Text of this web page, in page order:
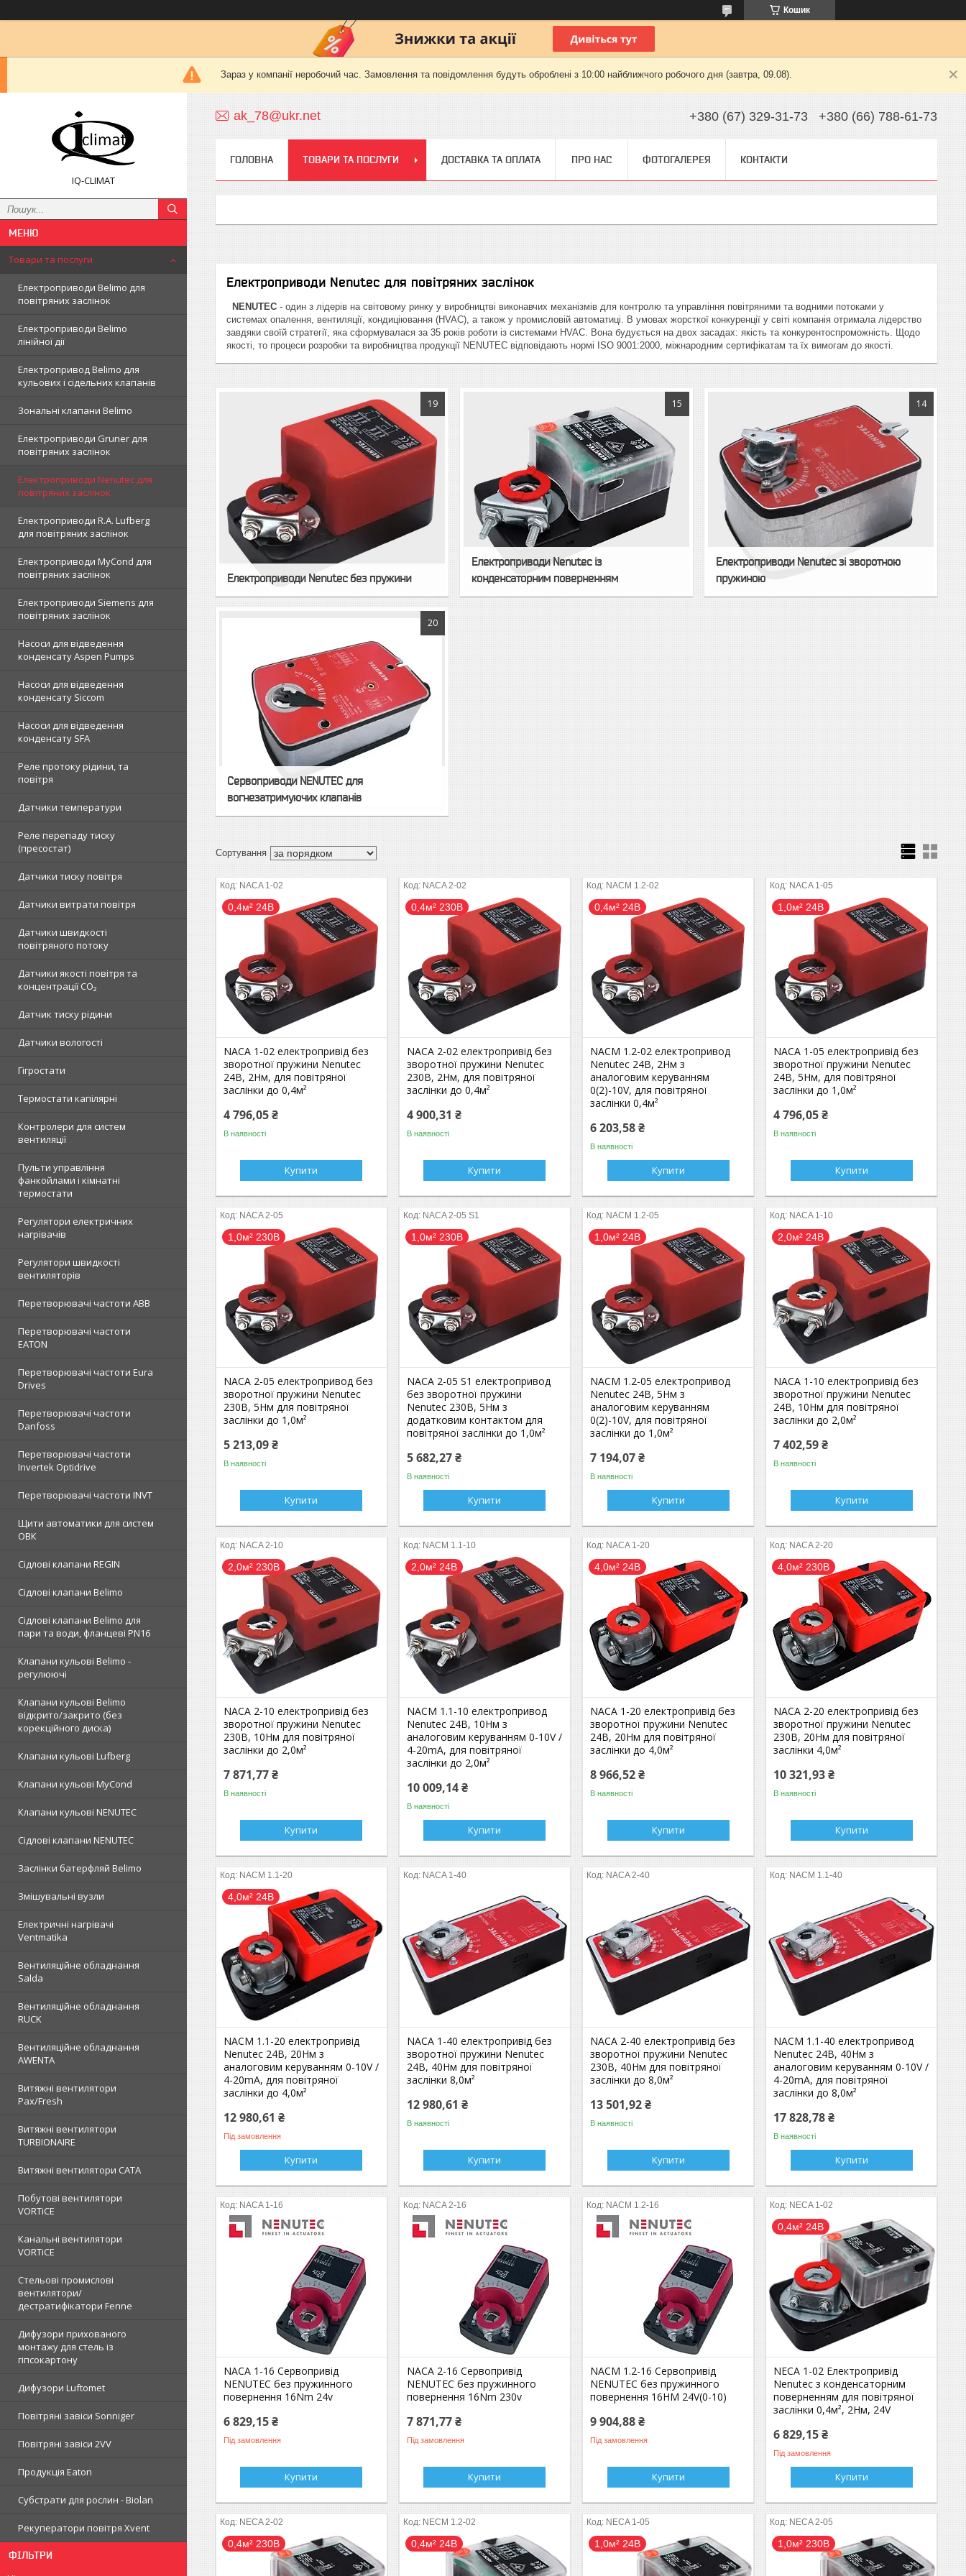
Кошик
Зараз у компанії неробочий час. Замовлення та повідомлення будуть оброблені з 10:00 найближчого робочого дня (завтра, 09.08).
IQ-CLIMAT
Товари та послуги
Електроприводи Belimo для
повітряних заслінок
Електроприводи Belimo
лінійної дії
Електропривод Belimo для
кульових і сідельних клапанів
Зональні клапани Belimo
Електроприводи Gruner для
повітряних заслінок
Електроприводи Nenutec для
повітряних заслінок
Електроприводи R.A. Lufberg
для повітряних заслінок
Електроприводи MyCond для
повітряних заслінок
Електроприводи Siemens для
повітряних заслінок
Насоси для відведення
конденсату Aspen Pumps
Насоси для відведення
конденсату Siccom
Насоси для відведення
конденсату SFA
Реле протоку рідини, та
повітря
Датчики температури
Реле перепаду тиску
(пресостат)
Датчики тиску повітря
Датчики витрати повітря
Датчики швидкості
повітряного потоку
Датчики якості повітря та
концентрації CO₂
Датчик тиску рідини
Датчики вологості
Гігростати
Термостати капілярні
Контролери для систем
вентиляції
Пульти управління
фанкойлами і кімнатні
термостати
Регулятори електричних
нагрівачів
Регулятори швидкості
вентиляторів
Перетворювачі частоти ABB
Перетворювачі частоти
EATON
Перетворювачі частоти Eura
Drives
Перетворювачі частоти
Danfoss
Перетворювачі частоти
Invertek Optidrive
Перетворювачі частоти INVT
Щити автоматики для систем
ОВК
Сідлові клапани REGIN
Сідлові клапани Belimo
Сідлові клапани Belimo для
пари та води, фланцеві PN16
Клапани кульові Belimo -
регулюючі
Клапани кульові Belimo
відкрито/закрито (без
корекційного диска)
Клапани кульові Lufberg
Клапани кульові MyCond
Клапани кульові NENUTEC
Сідлові клапани NENUTEC
Заслінки батерфляй Belimo
Змішувальні вузли
Електричні нагрівачі
Ventmatika
Вентиляційне обладнання
Salda
Вентиляційне обладнання
RUCK
Вентиляційне обладнання
AWENTA
Витяжні вентилятори
Pax/Fresh
Витяжні вентилятори
TURBIONAIRE
Витяжні вентилятори CATA
Побутові вентилятори
VORTiCE
Канальні вентилятори
VORTiCE
Стельові промислові
вентилятори/
дестратифікатори Fenne
Дифузори прихованого
монтажу для стель із
гіпсокартону
Дифузори Luftomet
Повітряні завіси Sonniger
Повітряні завіси 2VV
Продукція Eaton
Субстрати для рослин - Biolan
Рекуператори повітря Xvent
ФІЛЬТРИ
ak_78@ukr.net +380 (67) 329-31-73 +380 (66) 788-61-73
ГОЛОВНА ТОВАРИ ТА ПОСЛУГИ ДОСТАВКА ТА ОПЛАТА ПРО НАС ФОТОГАЛЕРЕЯ КОНТАКТИ
Електроприводи Nenutec для повітряних заслінок
NENUTEC - один з лідерів на світовому ринку у виробництві виконавчих механізмів для контролю та управління повітряними та водними потоками у
системах опалення, вентиляції, кондиціювання (HVAC), а також у промисловій автоматиці. В умовах жорсткої конкуренції у світі компанія отримала лідерство
завдяки своїй стратегії, яка сформувалася за 35 років роботи із системами HVAC. Вона будується на двох засадах: якість та конкурентоспроможність. Щодо
якості, то процеси розробки та виробництва продукції NENUTEC відповідають нормі ISO 9001:2000, міжнародним сертифікатам та їх вимогам до якості.
19
Електроприводи Nenutec без пружини
15
Електроприводи Nenutec із
конденсаторним поверненням
14
Електроприводи Nenutec зі зворотною
пружиною
20
Сервоприводи NENUTEC для
вогнезатримуючих клапанів
NACA 1-02
0,4м² 24В
NACA 1-02 електропривід без
зворотної пружини Nenutec
24В, 2Нм, для повітряної
заслінки до 0,4м²
4 796,05 ₴
В наявності
Купити
NACA 2-02
0,4м² 230В
NACA 2-02 електропривід без
зворотної пружини Nenutec
230В, 2Нм, для повітряної
заслінки до 0,4м²
4 900,31 ₴
В наявності
Купити
NACM 1.2-02
0,4м² 24В
NACM 1.2-02 електропривод
Nenutec 24В, 2Нм з
аналоговим керуванням
0(2)-10V, для повітряної
заслінки 0,4м²
6 203,58 ₴
В наявності
Купити
NACA 1-05
1,0м² 24В
NACA 1-05 електропривід без
зворотної пружини Nenutec
24В, 5Нм, для повітряної
заслінки до 1,0м²
4 796,05 ₴
В наявності
Купити
NACA 2-05
1,0м² 230В
NACA 2-05 електропривод без
зворотної пружини Nenutec
230В, 5Нм для повітряної
заслінки до 1,0м²
5 213,09 ₴
В наявності
Купити
NACA 2-05 S1
1,0м² 230В
NACA 2-05 S1 електропривод
без зворотної пружини
Nenutec 230В, 5Нм з
додатковим контактом для
повітряної заслінки до 1,0м²
5 682,27 ₴
В наявності
Купити
NACM 1.2-05
1,0м² 24В
NACM 1.2-05 електропривод
Nenutec 24В, 5Нм з
аналоговим керуванням
0(2)-10V, для повітряної
заслінки до 1,0м²
7 194,07 ₴
В наявності
Купити
NACA 1-10
2,0м² 24В
NACA 1-10 електропривід без
зворотної пружини Nenutec
24В, 10Нм для повітряної
заслінки до 2,0м²
7 402,59 ₴
В наявності
Купити
NACA 2-10
2,0м² 230В
NACA 2-10 електропривід без
зворотної пружини Nenutec
230В, 10Нм для повітряної
заслінки до 2,0м²
7 871,77 ₴
В наявності
Купити
NACM 1.1-10
2,0м² 24В
NACM 1.1-10 електропривод
Nenutec 24В, 10Нм з
аналоговим керуванням 0-10V /
4-20mA, для повітряної
заслінки до 2,0м²
10 009,14 ₴
В наявності
Купити
NACA 1-20
4,0м² 24В
NACA 1-20 електропривід без
зворотної пружини Nenutec
24В, 20Нм для повітряної
заслінки до 4,0м²
8 966,52 ₴
В наявності
Купити
NACA 2-20
4,0м² 230В
NACA 2-20 електропривід без
зворотної пружини Nenutec
230В, 20Нм для повітряної
заслінки 4,0м²
10 321,93 ₴
В наявності
Купити
NACM 1.1-20
4,0м² 24В
NACM 1.1-20 електропривід
Nenutec 24В, 20Нм з
аналоговим керуванням 0-10V /
4-20mA, для повітряної
заслінки до 4,0м²
12 980,61 ₴
Під замовлення
Купити
NACA 1-40
NACA 1-40 електропривід без
зворотної пружини Nenutec
24В, 40Нм для повітряної
заслінки 8,0м²
12 980,61 ₴
В наявності
Купити
NACA 2-40
NACA 2-40 електропривід без
зворотної пружини Nenutec
230В, 40Нм для повітряної
заслінки до 8,0м²
13 501,92 ₴
В наявності
Купити
NACM 1.1-40
NACM 1.1-40 електропривод
Nenutec 24В, 40Нм з
аналоговим керуванням 0-10V /
4-20mA, для повітряної
заслінки до 8,0м²
17 828,78 ₴
В наявності
Купити
NACA 1-16
NACA 1-16 Сервопривід
NENUTEC без пружинного
повернення 16Nm 24v
6 829,15 ₴
Під замовлення
Купити
NACA 2-16
NACA 2-16 Сервопривід
NENUTEC без пружинного
повернення 16Nm 230v
7 871,77 ₴
Під замовлення
Купити
NACM 1.2-16
NACM 1.2-16 Сервопривід
NENUTEC без пружинного
повернення 16HM 24V(0-10)
9 904,88 ₴
Під замовлення
Купити
NECA 1-02
0,4м² 24В
NECA 1-02 Електропривід
Nenutec з конденсаторним
поверненням для повітряної
заслінки 0,4м², 2Нм, 24V
6 829,15 ₴
Під замовлення
Купити
NECA 2-02
0,4м² 230В
NECM 1.2-02
0,4м² 24В
NECA 1-05
1,0м² 24В
NECA 2-05
1,0м² 230В